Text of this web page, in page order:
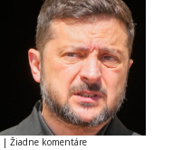
| Žiadne komentáre